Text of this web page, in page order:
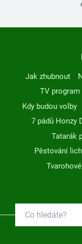
Jak zhubnout
TV program
Kdy budou volby
7 pádů Honzy
Tatarák
Pěstování